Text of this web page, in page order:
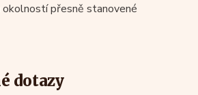
okolností přesně stanovené
dotazy